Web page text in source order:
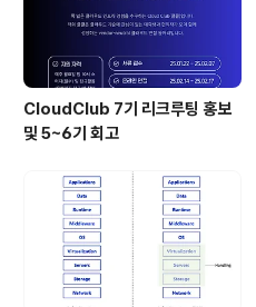
CloudClub 7기 리크루팅 홍보
및 5~6기 회고